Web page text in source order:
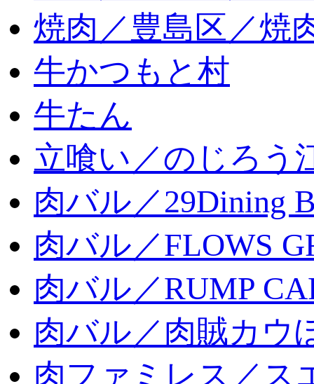
焼肉／豊島区／焼
牛かつもと村
牛たん
立喰い／のじろう
肉バル／29Dining
肉バル／FLOWS
肉バル／RUMP
肉バル／肉賊カウ
肉ファミレス／ス